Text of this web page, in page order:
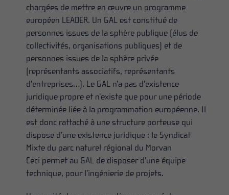
chargées de mettre en œuvre un programme
européen LEADER. Un GAL est constitué de
personnes issues de la sphère publique (élus de
collectivités, organisations publiques) et de
personnes issues de la sphère privée
(représentants associatifs, représentants
d’entreprises…). Le GAL n’a pas d’existence
juridique propre et n’existe que pour une période
déterminée liée à la programmation européenne. Il
est donc rattaché à une structure porteuse qui
dispose d’une existence juridique : le Syndicat
Mixte du parc naturel régional du Morvan
Ceci permet au GAL de disposer d’une équipe
technique, pour l’ingénierie de projets.